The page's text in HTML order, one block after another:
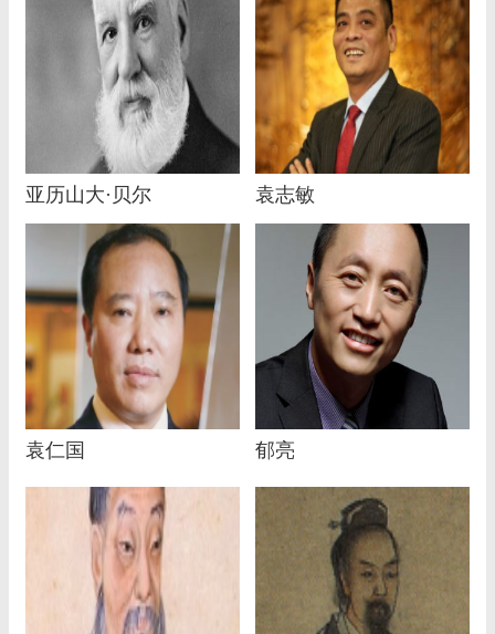
亚历山大·贝尔 袁志敏
袁仁国 郁亮